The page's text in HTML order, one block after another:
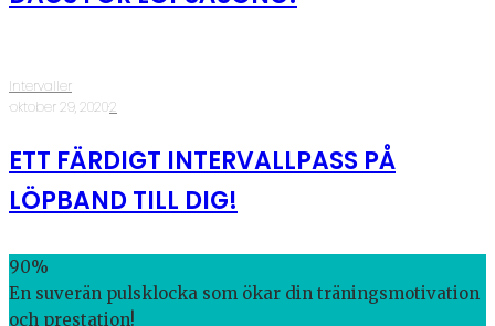
Intervaller
·oktober 29, 2020·2
ETT FÄRDIGT INTERVALLPASS PÅ
LÖPBAND TILL DIG!
90%
En suverän pulsklocka som ökar din träningsmotivation
och prestation!